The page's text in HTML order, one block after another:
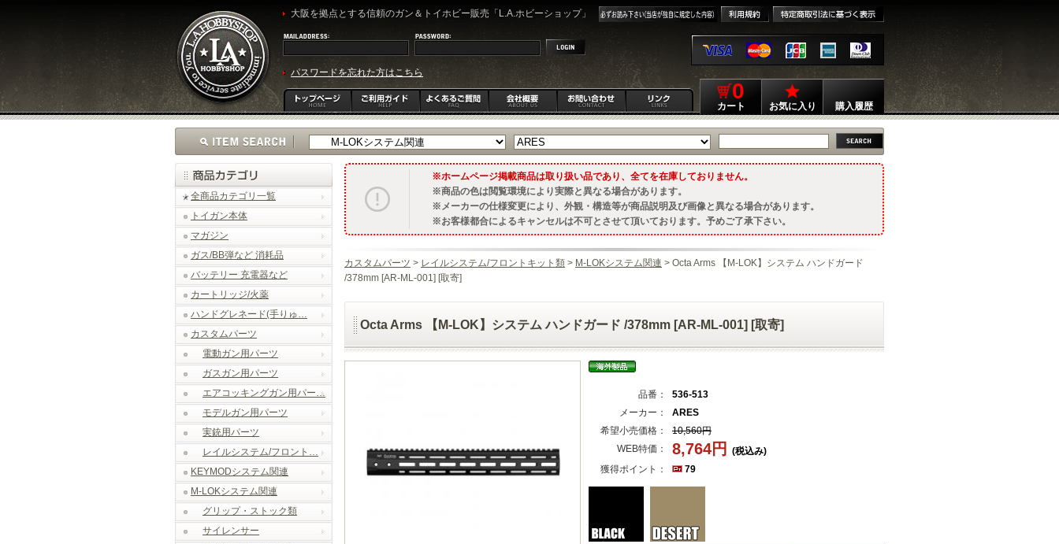
大阪を拠点とする信頼のガン＆トイホビー販売「L.A.ホビーショップ」
パスワードを忘れた方はこちら
0
カート お気に入り 購入履歴
全商品カテゴリ一覧
トイガン本体
マガジン
ガス/BB弾など 消耗品
バッテリー 充電器など
カートリッジ/火薬
ハンドグレネード(手りゅ…
カスタムパーツ
電動ガン用パーツ
ガスガン用パーツ
エアコッキングガン用パー…
モデルガン用パーツ
実銃用パーツ
レイルシステム/フロント…
KEYMODシステム関連
M-LOKシステム関連
グリップ・ストック類
サイレンサー
ホームページ掲載商品は取り扱い品であり、全てを在庫しておりません。
商品の色は閲覧環境により実際と異なる場合があります。
メーカーの仕様変更により、外観・構造等が商品説明及び画像と異なる場合があります。
お客様都合によるキャンセルは不可とさせて頂いております。予めご了承下さい。
カスタムパーツ > レイルシステム/フロントキット類 > M-LOKシステム関連 > Octa Arms 【M-LOK】システム ハンドガード
/378mm [AR-ML-001] [取寄]
Octa Arms 【M-LOK】システム ハンドガード /378mm [AR-ML-001] [取寄]
品番：
536-513
メーカー：
ARES
希望小売価格：
10,560円
WEB特価：
8,764円
(税込み)
獲得ポイント：
79